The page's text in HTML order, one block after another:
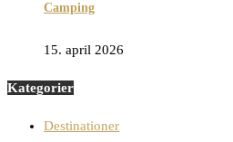
Camping
15. april 2026
Kategorier
Destinationer